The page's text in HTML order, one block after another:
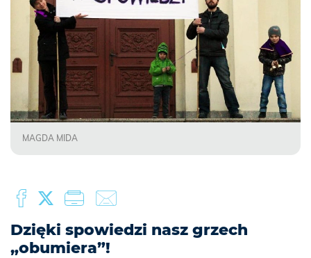
MAGDA MIDA
Dzięki spowiedzi nasz grzech
„obumiera”!